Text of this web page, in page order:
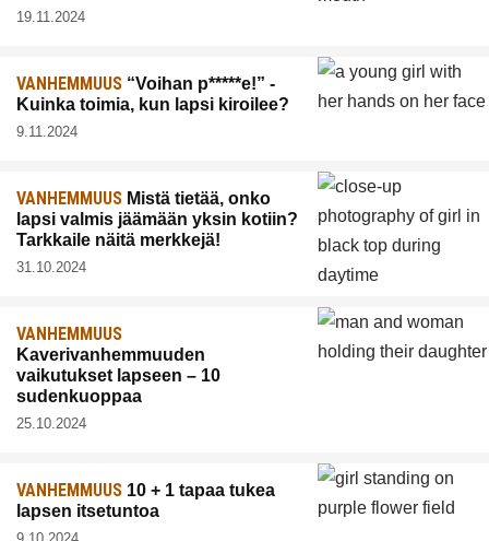
19.11.2024
VANHEMMUUS “Voihan p*****e!” -
Kuinka toimia, kun lapsi kiroilee?
9.11.2024
VANHEMMUUS Mistä tietää, onko
lapsi valmis jäämään yksin kotiin?
Tarkkaile näitä merkkejä!
31.10.2024
VANHEMMUUS
Kaverivanhemmuuden
vaikutukset lapseen – 10
sudenkuoppaa
25.10.2024
VANHEMMUUS 10 + 1 tapaa tukea
lapsen itsetuntoa